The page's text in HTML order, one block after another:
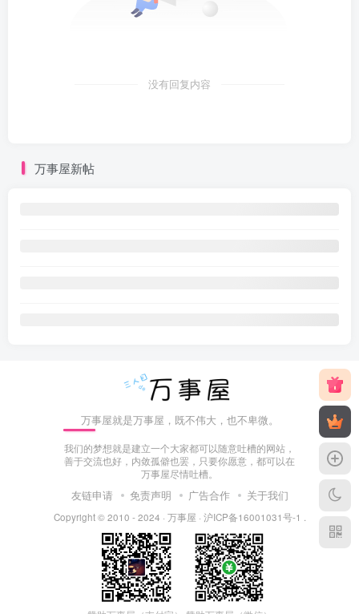
没有回复内容
万事屋新帖
万事屋就是万事屋，既不伟大，也不卑微。
我们的梦想就是建立一个大家都可以随意吐槽的网站，
善于交流也好，内敛孤僻也罢，只要你愿意，都可以在
万事屋尽情吐槽。
友链申请 免责声明 广告合作 关于我们
Copyright © 2010 - 2024 · 万事屋 · 沪ICP备16001031号-1